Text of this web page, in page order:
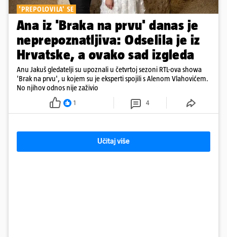
'PREPOLOVILA' SE
Ana iz 'Braka na prvu' danas je
neprepoznatljiva: Odselila je iz
Hrvatske, a ovako sad izgleda
Anu Jakuš gledatelji su upoznali u četvrtoj sezoni RTL-ova showa
'Brak na prvu', u kojem su je eksperti spojili s Alenom Vlahovićem.
No njihov odnos nije zaživio
1 4
Učitaj više